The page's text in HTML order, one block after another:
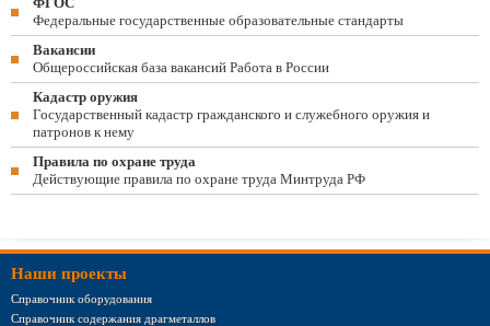
Федеральные государственные образовательные стандарты
Вакансии
Общероссийская база вакансий Работа в России
Кадастр оружия
Государственный кадастр гражданского и служебного оружия и
патронов к нему
Правила по охране труда
Действующие правила по охране труда Минтруда РФ
Наши проекты
Справочник оборудования
Справочник содержания драгметаллов